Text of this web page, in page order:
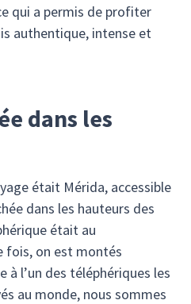
qui a permis de profiter
authentique, intense et
dans les
était Mérida, accessible
dans les hauteurs des
était au
on est montés
l’un des téléphériques les
au monde, nous sommes